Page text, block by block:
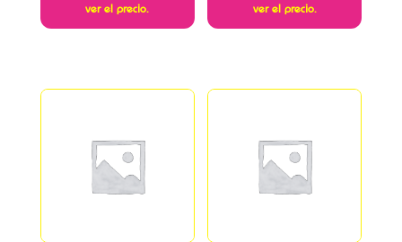
ver el precio.
ver el precio.